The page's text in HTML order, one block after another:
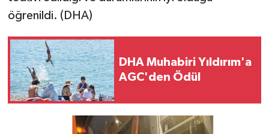
öğrenildi. (DHA)
DHA Muhabiri Yıldırım'a
AGC'den Ödül